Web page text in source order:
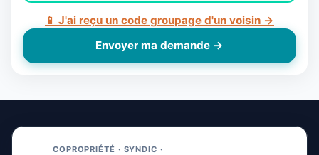
📱 J'ai reçu un code groupage d'un voisin →
Envoyer ma demande →
COPROPRIÉTÉ · SYNDIC ·